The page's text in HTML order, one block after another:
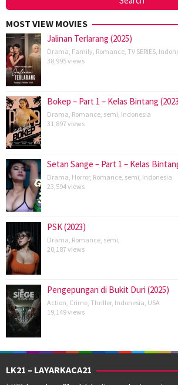
MOST VIEW MOVIES
Jalinan Terlarang (2025)
Drama, Family, Romance, TV SERIES,
38,995 views
Bokep – Part 1 – Kelas Bintang
Drama, Romance, semi, Indonesia
31,897 views
Setan Sange – Part 1 – Kelas
Drama, Horror, Romance, semi, Indonesia
23,594 views
PSK (2023)
Drama, Romance, semi,
20,187 views
Pengepungan di Bukit Duri (2025)
Action, Crime, Thriller, Indonesia, USA
19,149 views
LK21 – LAYARKACA21